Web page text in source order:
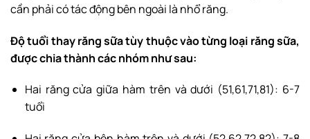
cần phải có tác động bên ngoài là nhổ răng.
Độ tuổi thay răng sữa tùy thuộc vào từng loại răng sữa,
được chia thành các nhóm như sau:
Hai răng cửa giữa hàm trên và dưới (51,61,71,81): 6-7
tuổi